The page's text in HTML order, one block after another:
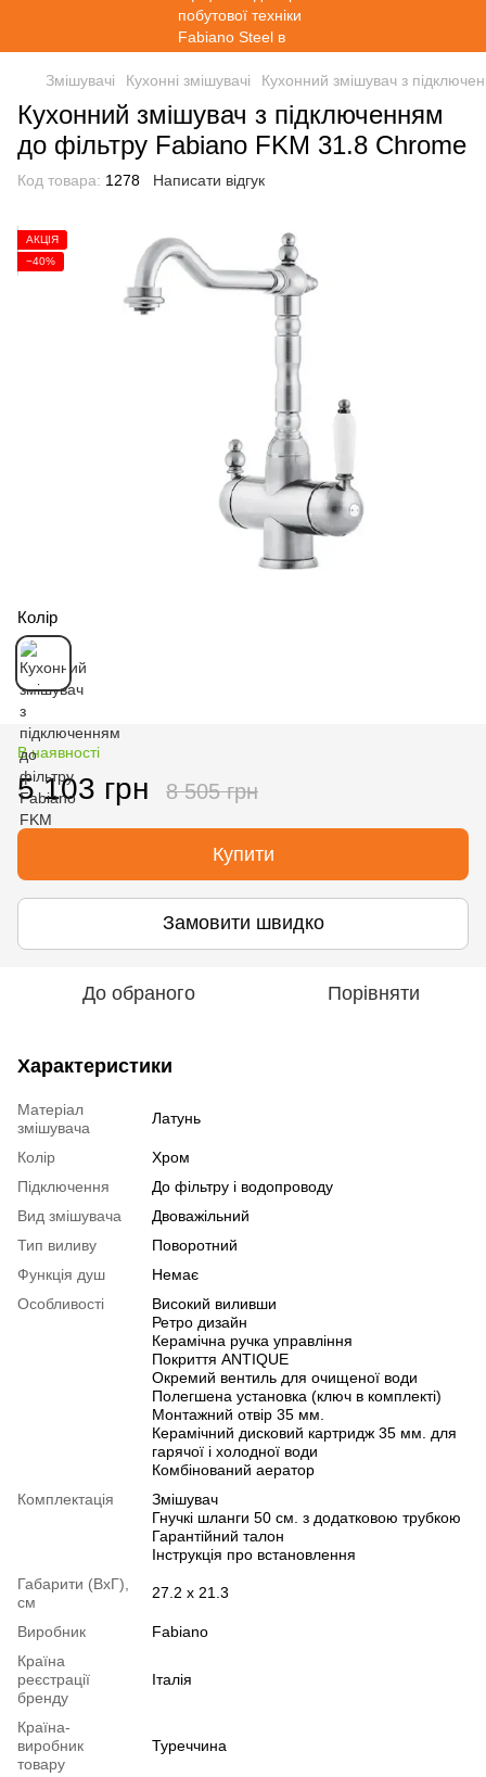
Змішувачі Кухонні змішувачі Кухонний змішувач з
Кухонний змішувач з підключенням
до фільтру Fabiano FKM 31.8 Chrome
Код товара: 1278 Написати відгук
АКЦІЯ
−40%
Колір
В наявності
5 103 грн 8 505 грн
Купити
Замовити швидко
До обраного Порівняти
Характеристики
Матеріал
змішувача
Латунь
Колір
Хром
Підключення
До фільтру і водопроводу
Вид змішувача
Двоважільний
Тип виливу
Поворотний
Функція душ
Немає
Особливості
Високий виливши
Ретро дизайн
Керамічна ручка управління
Покриття ANTIQUE
Окремий вентиль для очищеної води
Полегшена установка (ключ в комплекті)
Монтажний отвір 35 мм.
Керамічний дисковий картридж 35 мм. для
гарячої і холодної води
Комбінований аератор
Комплектація
Змішувач
Гнучкі шланги 50 см. з додатковою трубкою
Гарантійний талон
Інструкція про встановлення
Габарити (ВхГ),
см
27.2 x 21.3
Виробник
Fabiano
Країна
реєстрації
бренду
Італія
Країна-
виробник
товару
Туреччина